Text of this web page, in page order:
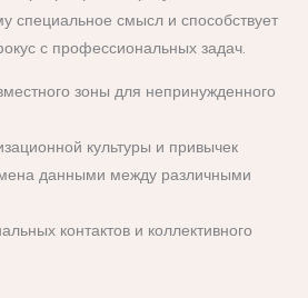
специальное смысл и способствует
с профессиональных задач.
зоны для непринужденного
культуры и привычек
данными между различными
контактов и коллективного